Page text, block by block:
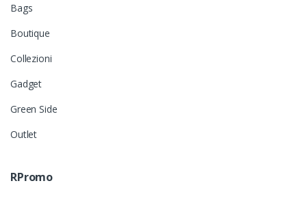
Bags
Boutique
Collezioni
Gadget
Green Side
Outlet
RPromo